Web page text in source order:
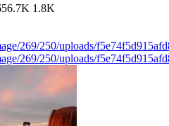
1.8K
269/250/uploads/
269/250/uploads/